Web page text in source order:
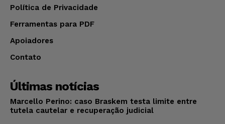
Política de Privacidade
Ferramentas para PDF
Apoiadores
Contato
Últimas notícias
Marcello Perino: caso Braskem testa limite entre
tutela cautelar e recuperação judicial